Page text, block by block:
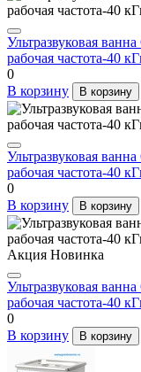
Ультразвуковая
рабочая частота-40
0
В корзину
В корзину
Ультразвуковая
рабочая частота-40
0
В корзину
В корзину
Акция Новинка
Ультразвуковая
рабочая частота-40
0
В корзину
В корзину